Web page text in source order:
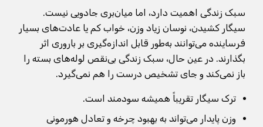
سبک زندگی اهمیت دارد، اما میان‌بری جادویی نیست.
سیگار کشیدن، نوسان زیاد وزن، خواب کم یا عادت‌های بسیار
فرساینده می‌توانند به‌طور قابل اندازه‌گیری بر باروری اثر
بگذارند. در عین حال، سبک زندگی بی‌نقص لوله‌های بسته را
باز نمی‌کند و جای تشخیص درست را هم نمی‌گیرد.
ترک سیگار تقریباً همیشه سودمند است.
وزن پایدار می‌تواند به بهبود چرخه و تعادل هورمونی